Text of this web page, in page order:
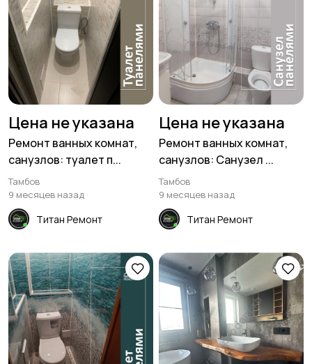
Цена не указана
Ремонт ванных комнат,
санузлов: туалет п...
Тамбов
9 месяцев назад
Титан Ремонт
Цена не указана
Ремонт ванных комнат,
санузлов: Санузел ...
Тамбов
9 месяцев назад
Титан Ремонт